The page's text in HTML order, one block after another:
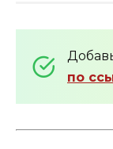
по